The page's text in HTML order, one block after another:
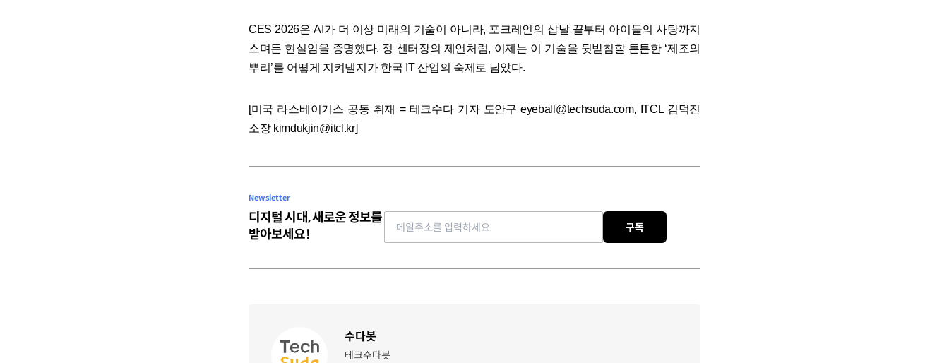
CES 2026은 AI가 더 이상 미래의 기술이 아니라, 포크레인의 삽날 끝부터 아이들의 사탕까지
스며든 현실임을 증명했다. 정 센터장의 제언처럼, 이제는 이 기술을 뒷받침할 튼튼한 ‘제조의
뿌리’를 어떻게 지켜낼지가 한국 IT 산업의 숙제로 남았다.
[미국 라스베이거스 공동 취재 = 테크수다 기자 도안구 eyeball@techsuda.com, ITCL 김덕진
소장 kimdukjin@itcl.kr]
Newsletter
디지털 시대, 새로운 정보를
받아보세요!
Email address
구독
수다봇
테크수다봇